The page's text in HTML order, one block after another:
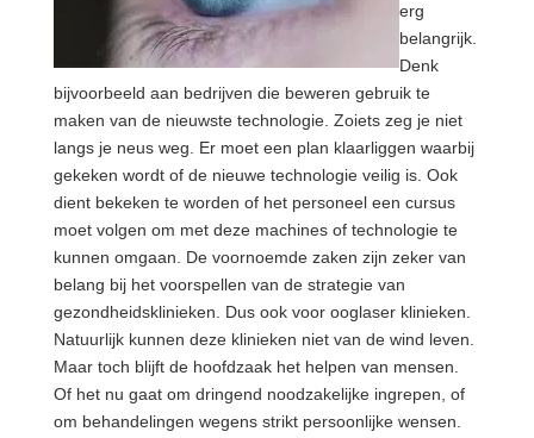
erg
belangrijk.
Denk
bijvoorbeeld aan bedrijven die beweren gebruik te
maken van de nieuwste technologie. Zoiets zeg je niet
langs je neus weg. Er moet een plan klaarliggen waarbij
gekeken wordt of de nieuwe technologie veilig is. Ook
dient bekeken te worden of het personeel een cursus
moet volgen om met deze machines of technologie te
kunnen omgaan. De voornoemde zaken zijn zeker van
belang bij het voorspellen van de strategie van
gezondheidsklinieken. Dus ook voor ooglaser klinieken.
Natuurlijk kunnen deze klinieken niet van de wind leven.
Maar toch blijft de hoofdzaak het helpen van mensen.
Of het nu gaat om dringend noodzakelijke ingrepen, of
om behandelingen wegens strikt persoonlijke wensen.